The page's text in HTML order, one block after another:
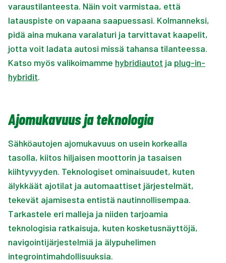
varaustilanteesta. Näin voit varmistaa, että
latauspiste on vapaana saapuessasi. Kolmanneksi,
pidä aina mukana varalaturi ja tarvittavat kaapelit,
jotta voit ladata autosi missä tahansa tilanteessa.
Katso myös valikoimamme hybridiautot ja plug-in-
hybridit.
Ajomukavuus ja teknologia
Sähköautojen ajomukavuus on usein korkealla
tasolla, kiitos hiljaisen moottorin ja tasaisen
kiihtyvyyden. Teknologiset ominaisuudet, kuten
älykkäät ajotilat ja automaattiset järjestelmät,
tekevät ajamisesta entistä nautinnollisempaa.
Tarkastele eri malleja ja niiden tarjoamia
teknologisia ratkaisuja, kuten kosketusnäyttöjä,
navigointijärjestelmiä ja älypuhelimen
integrointimahdollisuuksia.